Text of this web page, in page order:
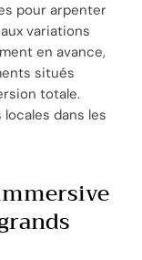
pour arpenter
variations
en avance,
situés
totale.
dans les